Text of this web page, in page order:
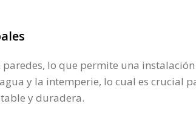
lo que permite una
y la intemperie, lo cual es crucial
y duradera​.